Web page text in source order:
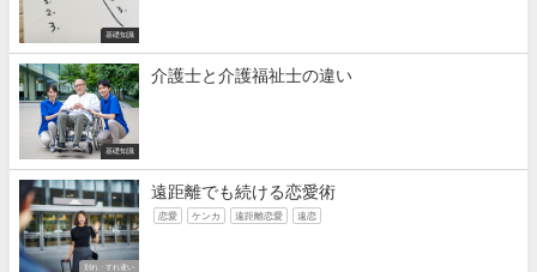
基礎知識
基礎知識
介護士と介護福祉士の違い
別れ・すれ違い
遠距離でも続ける恋愛術
恋愛 ケンカ 遠距離恋愛 遠恋